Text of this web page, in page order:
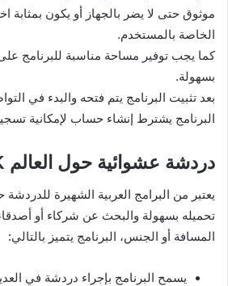
موثوق حتى لا يضر بالجهاز أو يكون بمثابة
الخاصة بالمستخدم.
كما يجب توفير مساحة مناسبة للبرنامج
بسهولة.
بعد تثبيت البرنامج يتم فتحه والبدء في
البرنامج يشترط إنشاء حساب لإمكانية
دردشة عشوائية حول العالم APK
يعتبر من البرامج العربية الشهيرة للدردشة
تحميله بسهولة والبحث عن شركاء أو
المسافة أو الجنس، البرنامج يتميز بالتالي:
يسمح البرنامج بإجراء دردشة في